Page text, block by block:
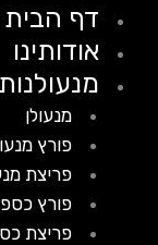
דף הבית
אודותינו
מנעולנות
מנעולן
פורץ מנעולים
פריצת מנעולים
פורץ כספות
פריצת כספות